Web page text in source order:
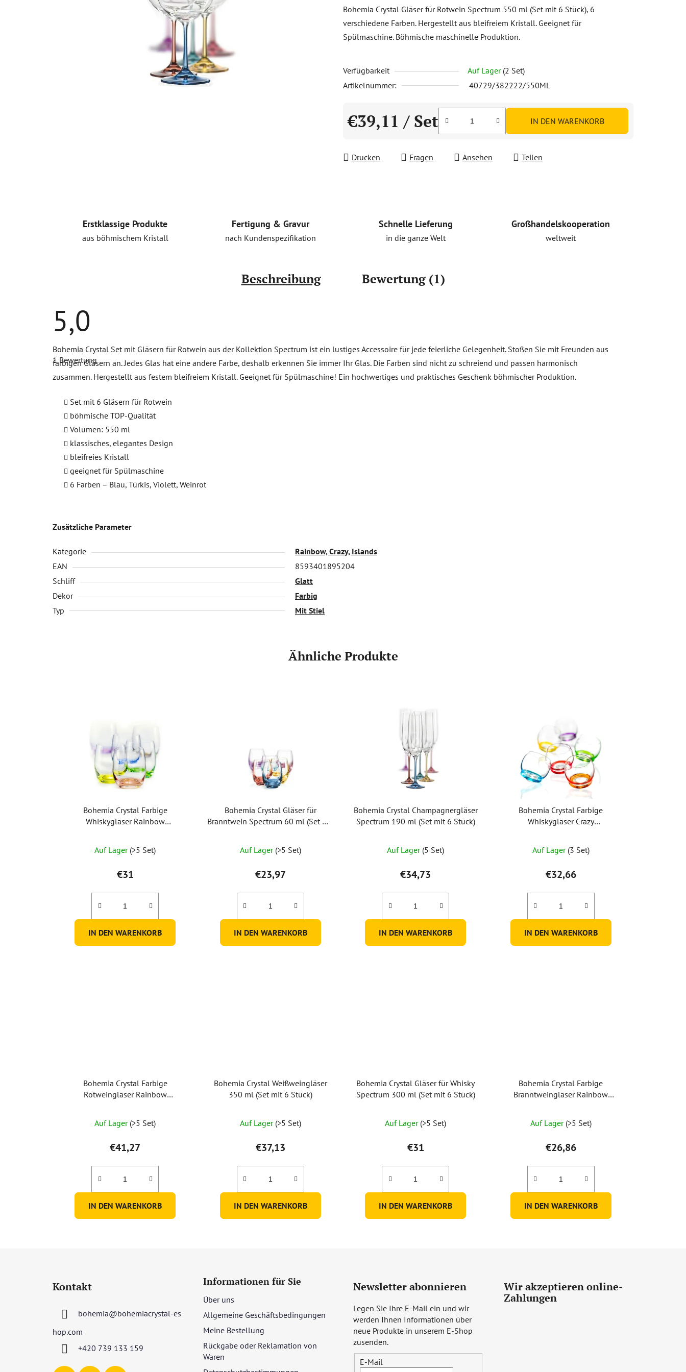
ist
5,0
von
Sternen.
Bohemia Crystal Gläser für Rotwein Spectrum 550 ml (Set mit 6 Stück), 6
verschiedene Farben. Hergestellt aus bleifreiem Kristall. Geeignet für
Spülmaschine. Böhmische maschinelle Produktion.
Verfügbarkeit Auf Lager (2 Set)
Artikelnummer:
40729/382222/550ML
€39,11 / Set IN DEN WARENKORB
Drucken Fragen Ansehen Teilen
Erstklassige Produkte
aus böhmischem Kristall
Fertigung & Gravur
nach Kundenspezifikation
Schnelle Lieferung
in die ganze Welt
Großhandelskooperation
weltweit
Beschreibung Bewertung (1)
5,0
Die
durchschnittliche
Produktbewertung
ist
5,0
Sternen.
1 Bewertung
Bohemia Crystal Set mit Gläsern für Rotwein aus der Kollektion Spectrum ist ein lustiges Accessoire für jede feierliche Gelegenheit. Stoßen Sie mit Freunden aus
farbigen Gläsern an. Jedes Glas hat eine andere Farbe, deshalb erkennen Sie immer Ihr Glas. Die Farben sind nicht zu schreiend und passen harmonisch
zusammen. Hergestellt aus festem bleifreiem Kristall. Geeignet für Spülmaschine! Ein hochwertiges und praktisches Geschenk böhmischer Produktion.
Set mit 6 Gläsern für Rotwein
böhmische TOP-Qualität
Volumen: 550 ml
klassisches, elegantes Design
bleifreies Kristall
geeignet für Spülmaschine
6 Farben – Blau, Türkis, Violett, Weinrot
Zusätzliche Parameter
Kategorie
Rainbow, Crazy, Islands
EAN
8593401895204
Schliff
Glatt
Dekor
Farbig
Typ
Mit Stiel
Ähnliche Produkte
Bohemia Crystal Farbige
Whiskygläser Rainbow
Auf Lager (>5 Set)
€31
IN DEN WARENKORB
Bohemia Crystal Gläser für
Branntwein Spectrum 60 ml (Set mit
durchschnittliche
Produktbewertung
ist
5,0
von
Sternen.
Auf Lager (>5 Set)
€23,97
IN DEN WARENKORB
Bohemia Crystal Champagnergläser
Spectrum 190 ml (Set mit 6 Stück)
Auf Lager (5 Set)
€34,73
IN DEN WARENKORB
Bohemia Crystal Farbige
Whiskygläser Crazy
durchschnittliche
Produktbewertung
ist
5,0
von
Sternen.
Auf Lager (3 Set)
€32,66
IN DEN WARENKORB
Bohemia Crystal Farbige
Rotweingläser Rainbow
durchschnittliche
Produktbewertung
ist
4,7
von
Sternen.
Auf Lager (>5 Set)
€41,27
IN DEN WARENKORB
Bohemia Crystal Weißweingläser
350 ml (Set mit 6 Stück)
Auf Lager (>5 Set)
€37,13
IN DEN WARENKORB
Bohemia Crystal Gläser für Whisky
Spectrum 300 ml (Set mit 6 Stück)
Auf Lager (>5 Set)
€31
IN DEN WARENKORB
Bohemia Crystal Farbige
Branntweingläser Rainbow
Auf Lager (>5 Set)
€26,86
IN DEN WARENKORB
Kontakt
bohemia@bohemiacrystal-es
hop.com
+420 739 133 159
Informationen für Sie
Über uns
Allgemeine Geschäftsbedingungen
Meine Bestellung
Rückgabe oder Reklamation von
Waren
Newsletter abonnieren
Legen Sie Ihre E-Mail ein und wir
werden Ihnen Informationen über
neue Produkte in unserem E-Shop
zusenden.
E-Mail
Wir akzeptieren online-
Zahlungen